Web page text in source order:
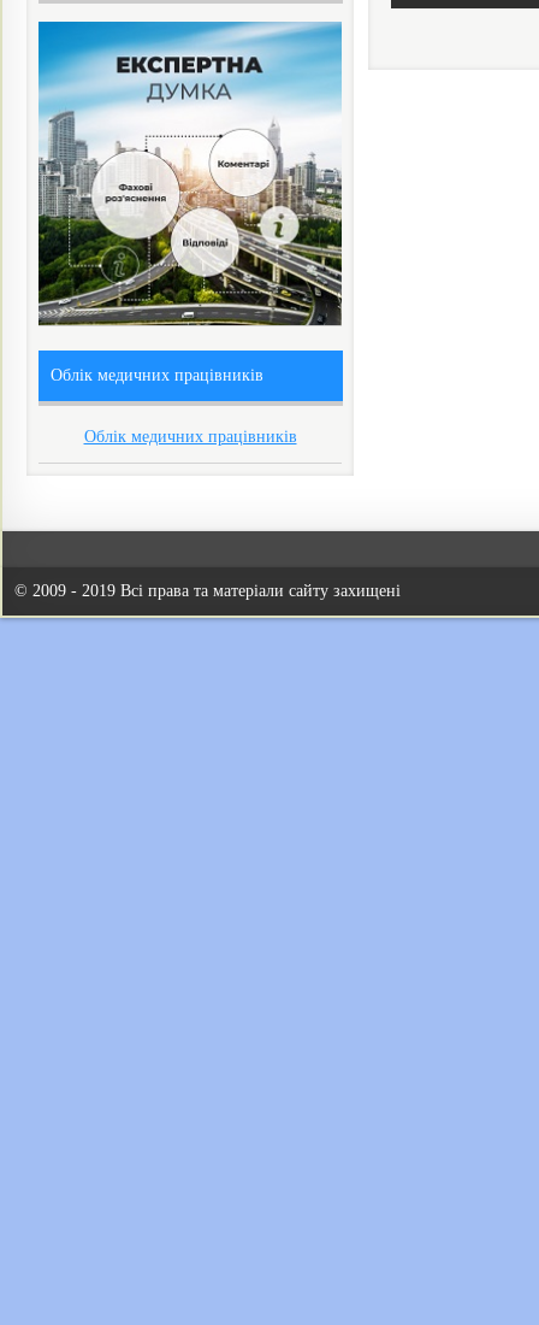
Облік медичних працівників
Облік медичних працівників
© 2009 - 2019 Всі права та матеріали сайту захищені